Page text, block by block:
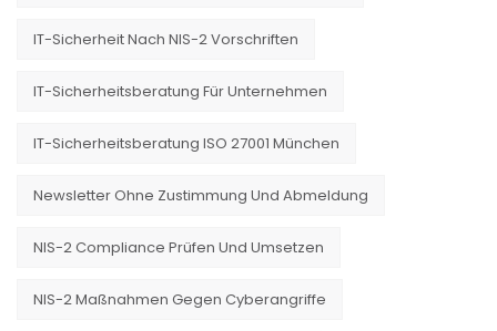
IT-Sicherheit Nach NIS-2 Vorschriften
IT-Sicherheitsberatung Für Unternehmen
IT-Sicherheitsberatung ISO 27001 München
Newsletter Ohne Zustimmung Und Abmeldung
NIS-2 Compliance Prüfen Und Umsetzen
NIS-2 Maßnahmen Gegen Cyberangriffe